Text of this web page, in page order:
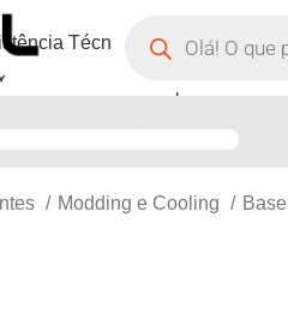
Técnica
Modding e Cooling